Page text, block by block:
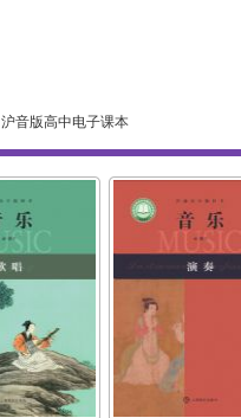
沪音版高中电子课本